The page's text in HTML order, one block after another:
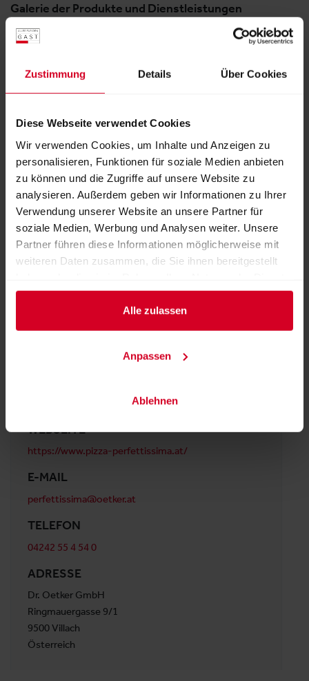
Zustimmung Details Über Cookies
Diese Webseite verwendet Cookies
Wir verwenden Cookies, um Inhalte und Anzeigen zu
personalisieren, Funktionen für soziale Medien anbieten
zu können und die Zugriffe auf unsere Website zu
analysieren. Außerdem geben wir Informationen zu Ihrer
Verwendung unserer Website an unsere Partner für
soziale Medien, Werbung und Analysen weiter. Unsere
Partner führen diese Informationen möglicherweise mit
weiteren Daten zusammen, die Sie ihnen bereitgestellt
gesammelt haben.
Alle zulassen
Anpassen
Ablehnen
Galerie der Produkte und Dienstleistungen
LaPinsa! Margherita die Bufala
WEBSEITE
https://www.pizza-perfettissima.at/
E-MAIL
perfettissima@oetker.at
TELEFON
04242 55 4 54 0
ADRESSE
Dr. Oetker GmbH
Ringmauergasse 9/1
9500 Villach
Österreich